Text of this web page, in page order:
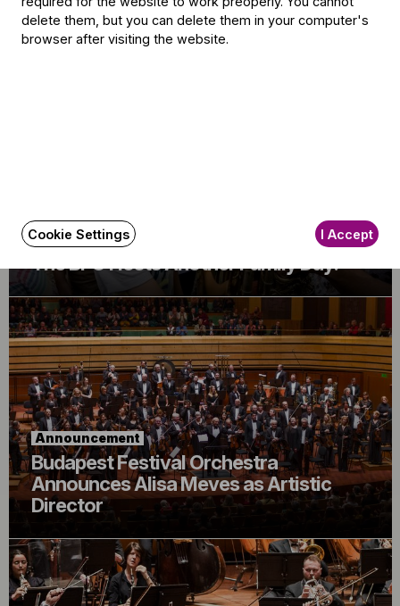
Related content
Announcement
The BFO Hosts Another Family Day!
Announcement
Budapest Festival Orchestra
Announces Alisa Meves as Artistic
Director
delete them, but you can delete them in your computer's
browser after visiting the website.
Cookie Settings I Accept